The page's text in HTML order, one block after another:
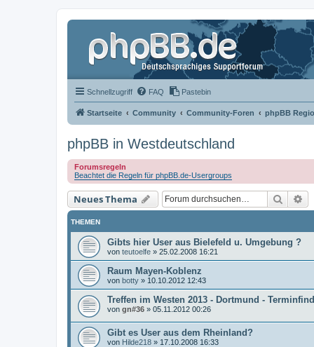
Schnellzugriff FAQ Pastebin
Startseite Community Community-Foren phpBB
phpBB in Westdeutschland
Forumsregeln
Beachtet die Regeln für phpBB.de-Usergroups
Neues Thema Suche
THEMEN
Gibts hier User aus Bielefeld u. Umgebung ?
von teutoelfe » 25.02.2008 16:21
Raum Mayen-Koblenz
von botty » 10.10.2012 12:43
Treffen im Westen 2013 - Dortmund -
von gn#36 » 05.11.2012 00:26
Gibt es User aus dem Rheinland?
von Hilde218 » 17.10.2008 16:33